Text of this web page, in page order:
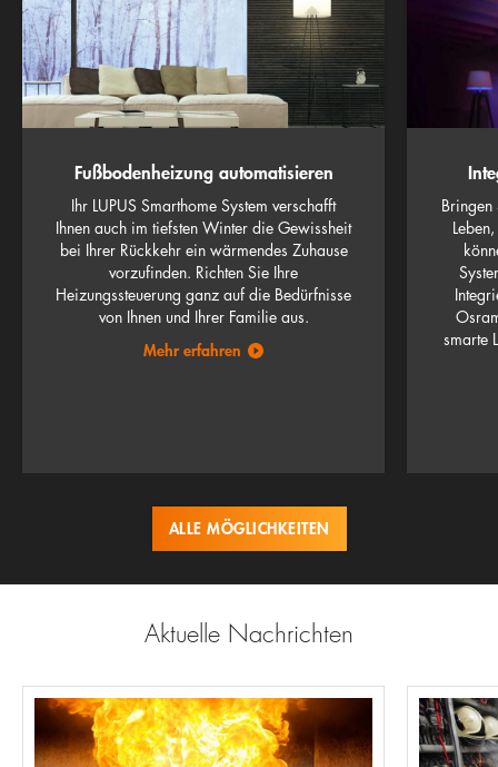
Fußbodenheizung automatisieren
Ihr LUPUS Smarthome System verschafft
Ihnen auch im tiefsten Winter die Gewissheit
bei Ihrer Rückkehr ein wärmendes Zuhause
vorzufinden. Richten Sie Ihre
Heizungssteuerung ganz auf die Bedürfnisse
von Ihnen und Ihrer Familie aus.
Mehr erfahren
Bringen
smarte
ALLE MÖGLICHKEITEN
Aktuelle Nachrichten